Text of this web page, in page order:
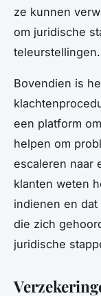
ze kunnen
om juridische
teleurstellingen.
Bovendien is
een platform
helpen om
escaleren naar
klanten weten
indienen en
die zich
juridische